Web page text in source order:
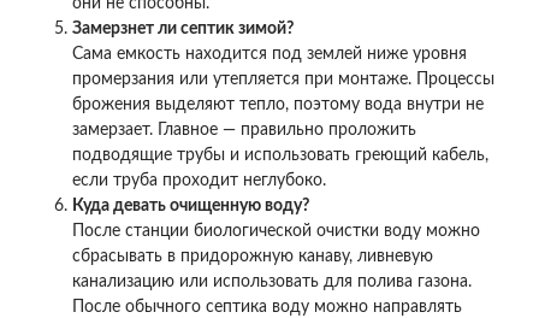
они не способны.
Замерзнет ли септик зимой?
Сама емкость находится под землей ниже уровня
промерзания или утепляется при монтаже. Процессы
брожения выделяют тепло, поэтому вода внутри не
замерзает. Главное — правильно проложить
подводящие трубы и использовать греющий кабель,
если труба проходит неглубоко.
Куда девать очищенную воду?
После станции биологической очистки воду можно
сбрасывать в придорожную канаву, ливневую
канализацию или использовать для полива газона.
После обычного септика воду можно направлять